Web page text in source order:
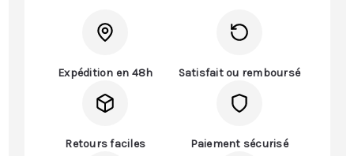
Expédition en 48h Satisfait ou remboursé
Retours faciles Paiement sécurisé